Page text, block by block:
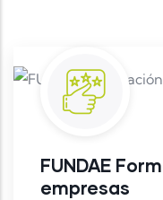
FUNDAE
empresas